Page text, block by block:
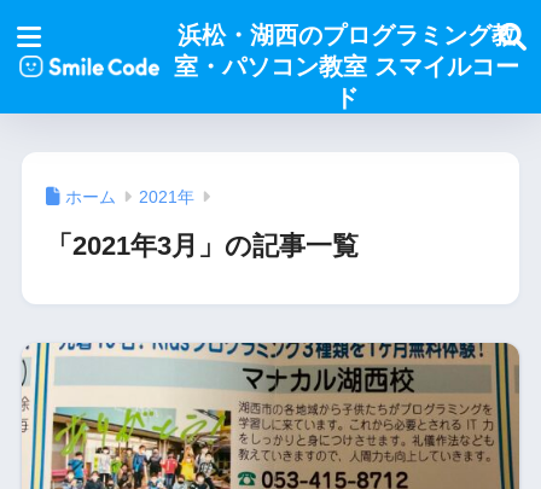
浜松・湖西のプログラミング教
室・パソコン教室 スマイルコー
ド
ホーム 2021年
「2021年3月」の記事一覧